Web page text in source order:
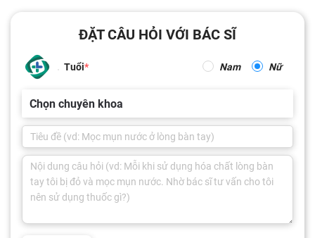
ĐẶT CÂU HỎI VỚI BÁC SĨ
Tuổi Nam Nữ
Chọn chuyên khoa